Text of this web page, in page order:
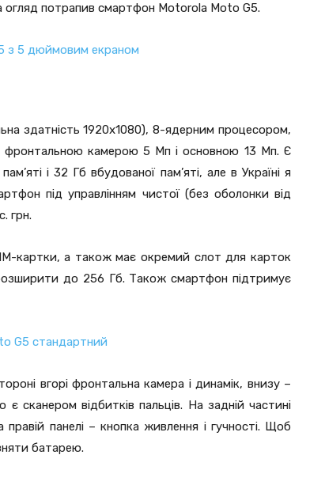
огляд потрапив смартфон Motorola Moto G5.
здатність 1920х1080), 8-ядерним процесором,
фронтальною камерою 5 Мп і основною 13 Мп. Є
і 32 Гб вбудованої пам’яті, але в Україні я
під управлінням чистої (без оболонки від
грн.
картки, а також має окремий слот для карток
до 256 Гб. Також смартфон підтримує
вгорі фронтальна камера і динамік, внизу –
є сканером відбитків пальців. На задній частині
панелі – кнопка живлення і гучності. Щоб
батарею.